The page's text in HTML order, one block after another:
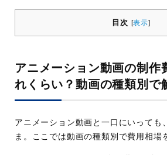
目次 [表示]
アニメーション動画の制作
れくらい？動画の種類別で
アニメーション動画と一口にいっても
ま。ここでは動画の種類別で費用相場